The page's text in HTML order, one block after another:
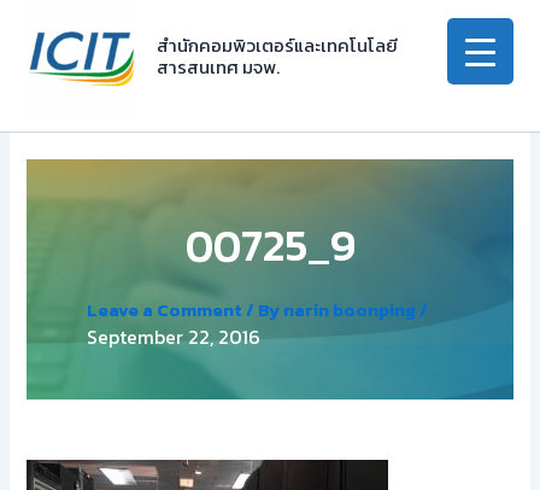
content
สำนักคอมพิวเตอร์และเทคโนโลยี
สารสนเทศ มจพ.
00725_9
Leave a Comment / Bynarin boonping/
September 22, 2016